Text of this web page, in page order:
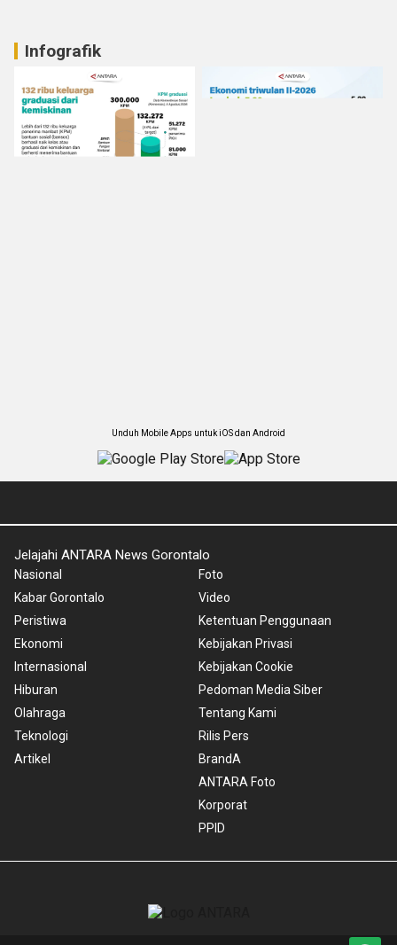
Infografik
Unduh Mobile Apps untuk iOS dan Android
Jelajahi ANTARA News Gorontalo
Nasional
Kabar Gorontalo
Peristiwa
Ekonomi
Internasional
Hiburan
Olahraga
Teknologi
Artikel
Foto
Video
Ketentuan Penggunaan
Kebijakan Privasi
Kebijakan Cookie
Pedoman Media Siber
Tentang Kami
Rilis Pers
BrandA
ANTARA Foto
Korporat
PPID